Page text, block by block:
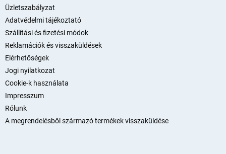
Üzletszabályzat
Adatvédelmi tájékoztató
Szállítási és fizetési módok
Reklamációk és visszaküldések
Elérhetőségek
Jogi nyilatkozat
Cookie-k használata
Impresszum
Rólunk
A megrendelésből származó termékek visszaküldése